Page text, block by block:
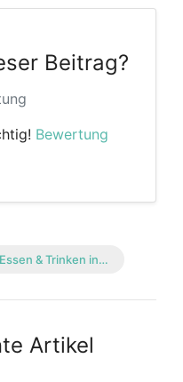
Beitrag?
Bewertung
Essen & Trinken in…
Artikel